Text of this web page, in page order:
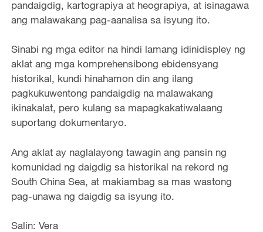
pandaigdig, kartograpiya at heograpiya, at isinagawa
ang malawakang pag-aanalisa sa isyung ito.
Sinabi ng mga editor na hindi lamang idinidispley ng
aklat ang mga komprehensibong ebidensyang
historikal, kundi hinahamon din ang ilang
pagkukuwentong pandaigdig na malawakang
ikinakalat, pero kulang sa mapagkakatiwalaang
suportang dokumentaryo.
Ang aklat ay naglalayong tawagin ang pansin ng
komunidad ng daigdig sa historikal na rekord ng
South China Sea, at makiambag sa mas wastong
pag-unawa ng daigdig sa isyung ito.
Salin: Vera